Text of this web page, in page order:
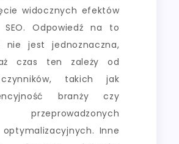
widocznych efektów
SEO. Odpowiedź na to
nie jest jednoznaczna,
czas ten zależy od
takich jak
branży czy
przeprowadzonych
optymalizacyjnych. Inne